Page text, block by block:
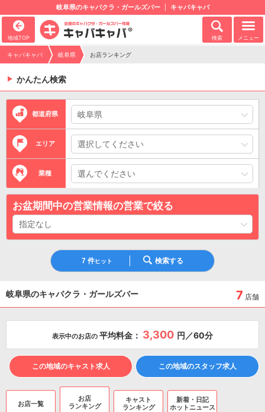
岐阜県のキャバクラ・ガールズバー キャバキャバ
地域TOP 検索 メニュー
キャバキャバ 岐阜県 お店ランキング
かんたん検索
都道府県
エリア
業種
お盆期間中の営業情報の営業で絞る
7 件ヒット 検索する
岐阜県のキャバクラ・ガールズバー 7 店舗
表示中のお店の 平均料金： 3,300 円／60分
この地域のキャスト求人 この地域のスタッフ求人
お店一覧
お店
ランキング
キャスト
ランキング
新着・日記
ホットニュース